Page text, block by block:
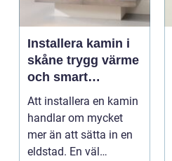
Installera kamin i
skåne trygg värme
och smart
investering
Att installera en kamin
handlar om mycket
mer än att sätta in en
eldstad. En väl